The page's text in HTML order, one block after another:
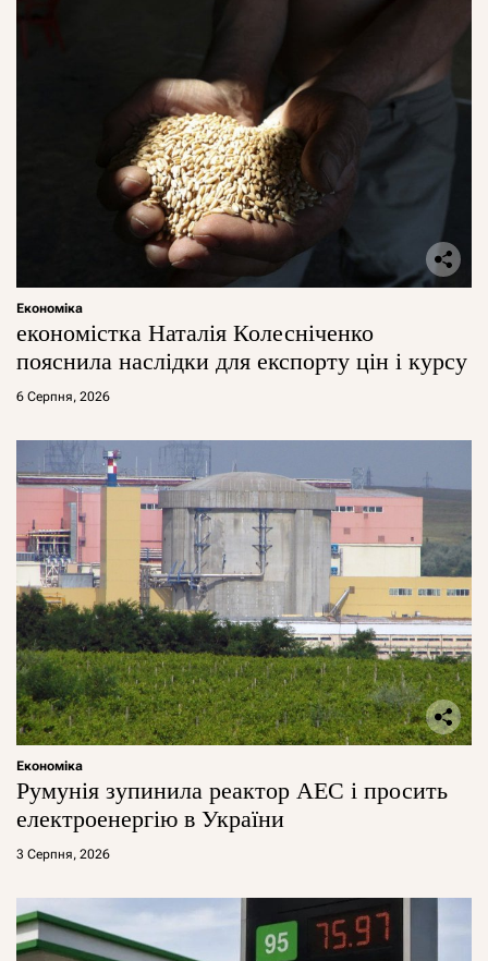
Економіка
економістка Наталія Колесніченко
пояснила наслідки для експорту цін і курсу
6 Серпня, 2026
Економіка
Румунія зупинила реактор АЕС і просить
електроенергію в України
3 Серпня, 2026